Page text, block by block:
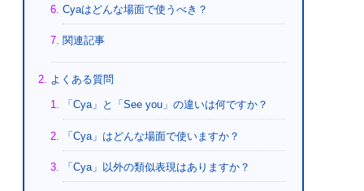
Cyaはどんな場面で使うべき？
関連記事
よくある質問
「Cya」と「See you」の違いは何ですか？
「Cya」はどんな場面で使いますか？
「Cya」以外の類似表現はありますか？